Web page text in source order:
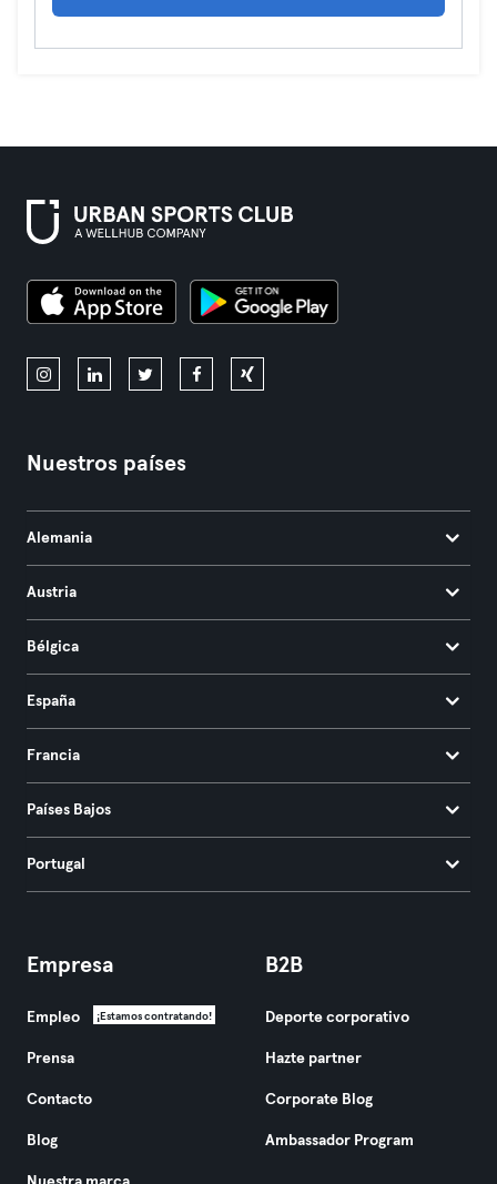
Nuestros países
Alemania
Austria
Bélgica
España
Francia
Países Bajos
Portugal
Empresa
Empleo ¡Estamos contratando!
Prensa
Contacto
Blog
B2B
Deporte corporativo
Hazte partner
Corporate Blog
Ambassador Program